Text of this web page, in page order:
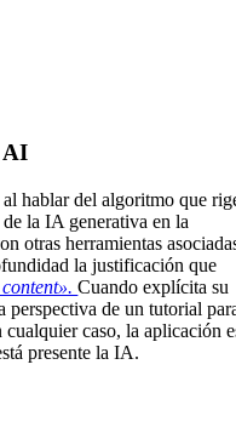
AI
hablar del algoritmo que
la IA generativa en la
otras herramientas
la justificación que
content».Cuando explícita su
perspectiva de un tutorial
caso, la aplicación
presente la IA.